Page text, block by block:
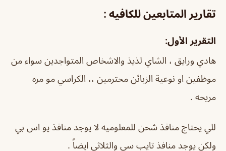
تقارير المتابعين للكافيه :
التقرير الأول:
هادي ورايق ، الشاي لذيذ والاشخاص المتواجدين سواء من
موظفين او نوعية الزبائن محترمين ،، الكراسي مو مره
مريحه .
للي يحتاج منافذ شحن للمعلوميه لا يوجد منافذ يو اس بي
ولكن يوجد منافذ تايب سي والثلاثي ايضاً .